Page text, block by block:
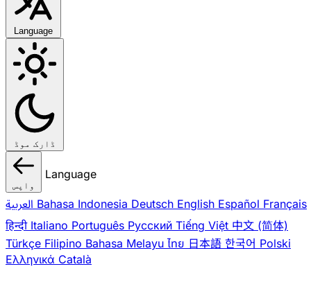
Language
ڈارک موڈ
واپس
Language
Bahasa Indonesia Deutsch English Español Français
हिन्दी Italiano Português Pусский Tiếng Việt 中文 (简体)
Türkçe Filipino Bahasa Melayu ไทย 日本語 한국어 Polski
Ελληνικά Català